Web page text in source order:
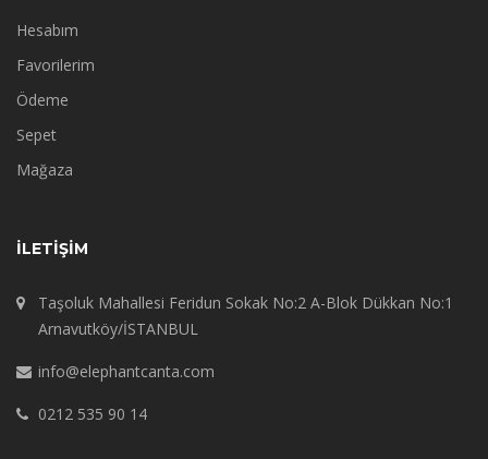
Hesabım
Favorilerim
Ödeme
Sepet
Mağaza
İLETIŞIM
Taşoluk Mahallesi Feridun Sokak No:2 A-Blok Dükkan No:1
Arnavutköy/İSTANBUL
info@elephantcanta.com
0212 535 90 14